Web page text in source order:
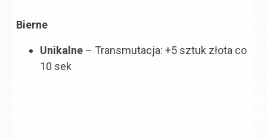
Bierne
Unikalne – Transmutacja: +5 sztuk złota co
10 sek